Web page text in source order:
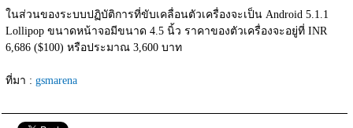
ในส่วนของระบบปฏิบัติการที่ขับเคลื่อนตัวเครื่องจะเป็น Android 5.1.1
Lollipop ขนาดหน้าจอมีขนาด 4.5 นิ้ว ราคาของตัวเครื่องจะอยู่ที่ INR
6,686 ($100) หรือประมาณ 3,600 บาท
ที่มา : gsmarena